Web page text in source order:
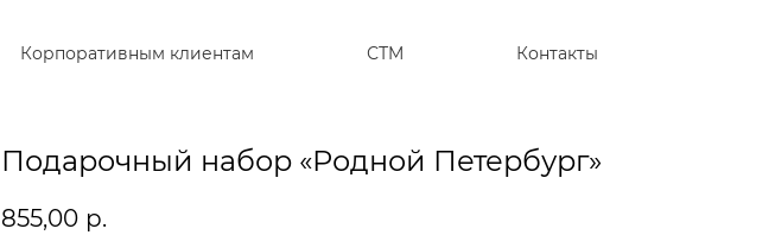
Корпоративным клиентам СТM Контакты
Подарочный набор «Родной Петербург»
855,00 р.